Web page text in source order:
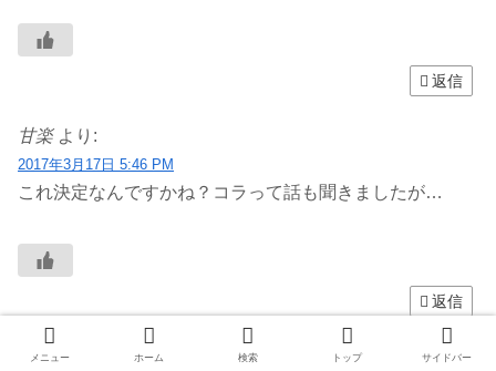
返信
甘楽 より:
2017年3月17日 5:46 PM
これ決定なんですかね？コラって話も聞きましたが…
返信
きゃす
メニュー ホーム 検索 トップ サイドバー